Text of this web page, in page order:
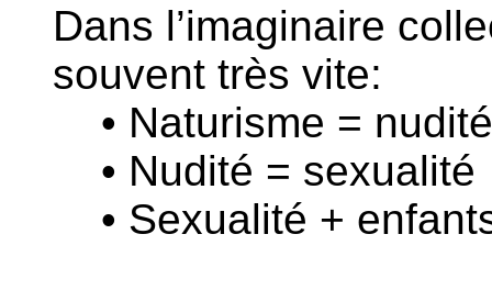
Dans l’imaginaire
souvent très vite:
• Naturisme = nudité
• Nudité = sexualité
• Sexualité +